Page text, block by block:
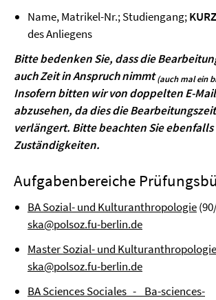
Name, Matrikel-Nr.; Studiengang;
des Anliegens
Bitte bedenken Sie, dass die
auch Zeit in Anspruch nimmt(auch mal ein
Insofern bitten wir von doppelten E-
abzusehen, da dies die
verlängert. Bitte beachten Sie ebenfalls
Zuständigkeiten.
Aufgabenbereiche
BA Sozial- und Kulturanthropologie
ska@polsoz.fu-berlin.de
Master Sozial- und Kulturanthropologie
ska@polsoz.fu-berlin.de
BA Sciences Sociales - Ba-sciences-